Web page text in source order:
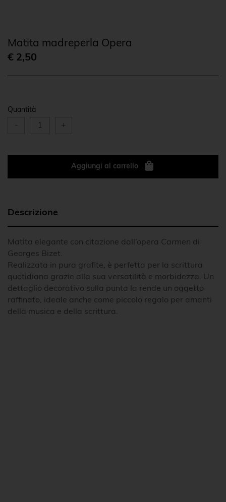
Matita madreperla Opera
€ 2,50
Quantità
- +
Aggiungi al carrello
Descrizione
Matita elegante con citazione dall’opera Carmen di
Georges Bizet.
Realizzata in pura grafite, è perfetta per la scrittura
quotidiana grazie alla sua versatilità e morbidezza. Un
dettaglio decorativo sulla punta la rende un oggetto
raffinato, ideale anche come piccolo regalo per amanti
della musica e della scrittura.